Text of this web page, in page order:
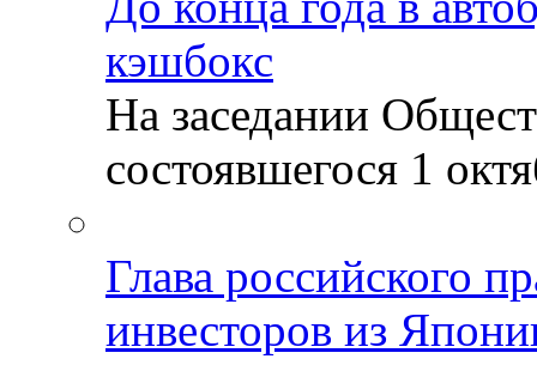
кэшбокс
На заседании
состоявшегося 1
Глава российского
инвесторов из